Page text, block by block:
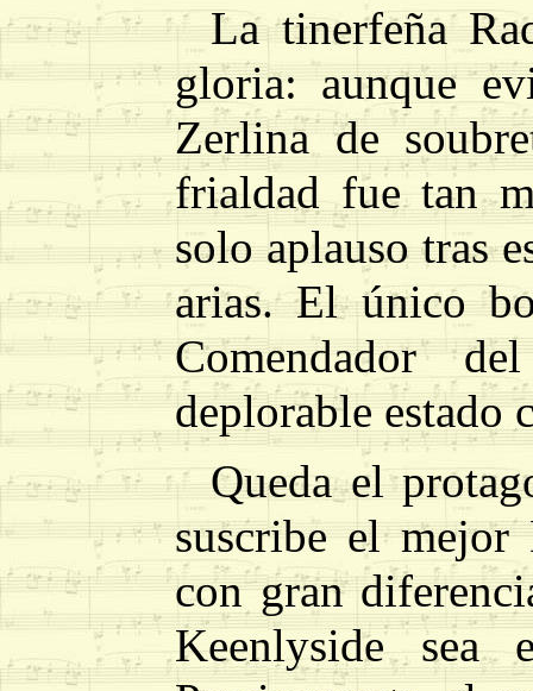
La tinerfeña
gloria: aunque
Zerlina de
frialdad fue tan
solo aplauso tras
arias. El único
Comendador
deplorable estado
Queda el
suscribe el
con gran
Keenlyside